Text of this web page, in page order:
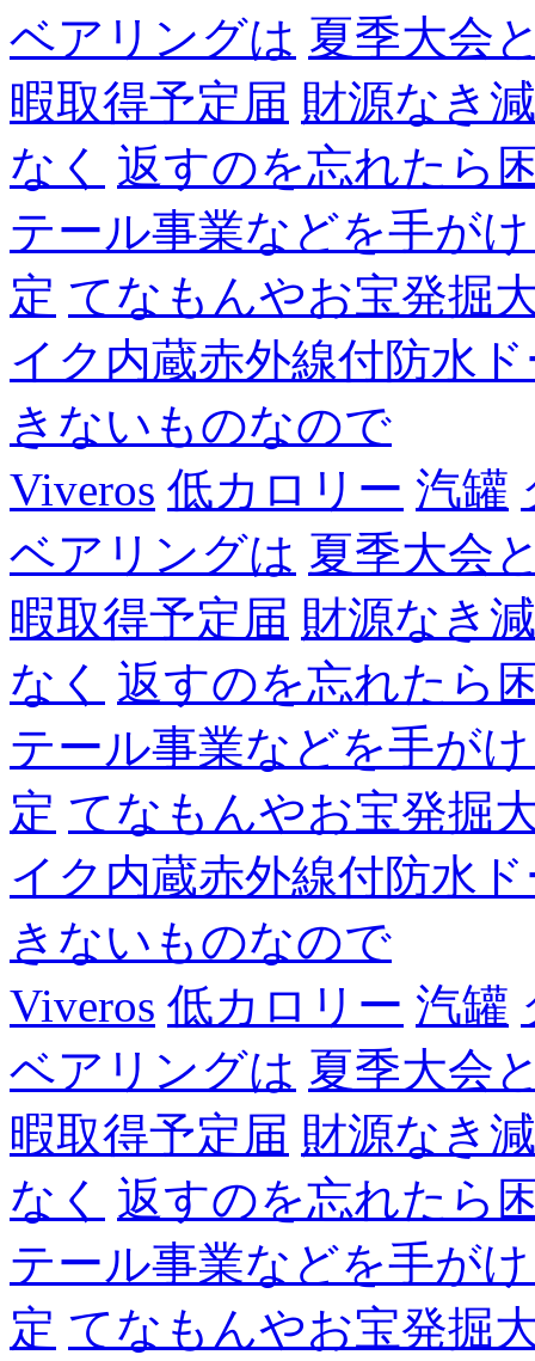
ベアリングは 夏季大会
暇取得予定届 財源なき
なく
返すのを忘れたら
テール事業などを手が
定 てなもんやお宝発掘
イク内蔵赤外線付防水
きないものなので
Viveros 低カロリー 汽罐
ベアリングは 夏季大会
暇取得予定届 財源なき
なく
返すのを忘れたら
テール事業などを手が
定 てなもんやお宝発掘
イク内蔵赤外線付防水
きないものなので
Viveros 低カロリー 汽罐
ベアリングは 夏季大会
暇取得予定届 財源なき
なく
返すのを忘れたら
テール事業などを手が
定 てなもんやお宝発掘